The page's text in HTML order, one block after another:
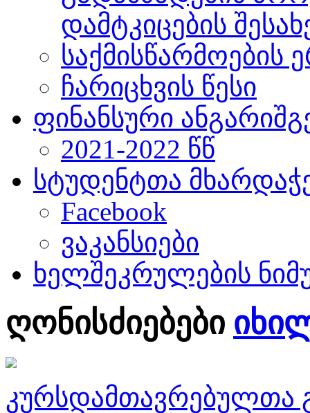
დამტკიცების
საქმისწარმოების
ჩარიცხვის წესი
ფინანსური
2021-2022 წწ
სტუდენტთა
Facebook
ვაკანსიები
ხელშეკრულების
ღონისძიებები
კურსდამთავრებულთა